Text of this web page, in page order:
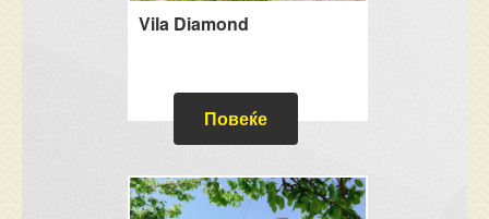
Vila Diamond
Повеќе